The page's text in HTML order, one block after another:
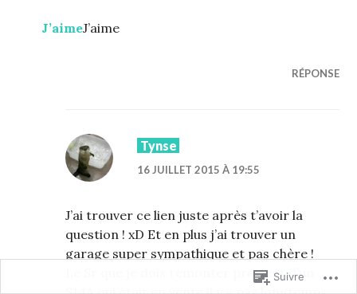
J’aimeJ’aime
RÉPONSE
Tynse
16 JUILLET 2015 À 19:55
J’ai trouver ce lien juste après t’avoir la
question ! xD Et en plus j’ai trouver un
garage super sympathique et pas chère !
Le Sr que je dois remonter provient d’un
Suivre